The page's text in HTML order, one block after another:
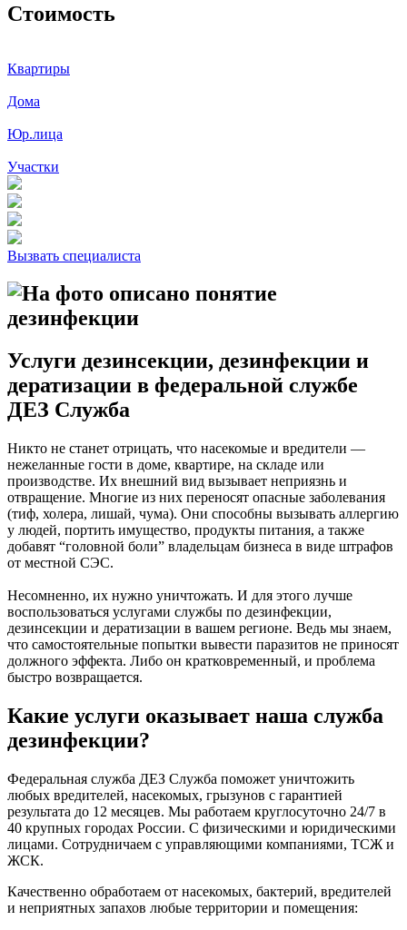
Стоимость
Квартиры
Дома
Юр.лица
Участки
Вызвать специалиста
Услуги дезинсекции, дезинфекции и
дератизации в федеральной службе
ДЕЗ Служба
Никто не станет отрицать, что насекомые и вредители —
нежеланные гости в доме, квартире, на складе или
производстве. Их внешний вид вызывает неприязнь и
отвращение. Многие из них переносят опасные заболевания
(тиф, холера, лишай, чума). Они способны вызывать аллергию
у людей, портить имущество, продукты питания, а также
добавят “головной боли” владельцам бизнеса в виде штрафов
от местной СЭС.
Несомненно, их нужно уничтожать. И для этого лучше
воспользоваться услугами службы по дезинфекции,
дезинсекции и дератизации в вашем регионе. Ведь мы знаем,
что самостоятельные попытки вывести паразитов не приносят
должного эффекта. Либо он кратковременный, и проблема
быстро возвращается.
Какие услуги оказывает наша служба
дезинфекции?
Федеральная служба ДЕЗ Служба поможет уничтожить
любых вредителей, насекомых, грызунов с гарантией
результата до 12 месяцев. Мы работаем круглосуточно 24/7 в
40 крупных городах России. С физическими и юридическими
лицами. Сотрудничаем с управляющими компаниями, ТСЖ и
ЖСК.
Качественно обработаем от насекомых, бактерий, вредителей
и неприятных запахов любые территории и помещения: